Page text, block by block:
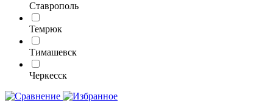
Ставрополь
Темрюк
Тимашевск
Черкесск